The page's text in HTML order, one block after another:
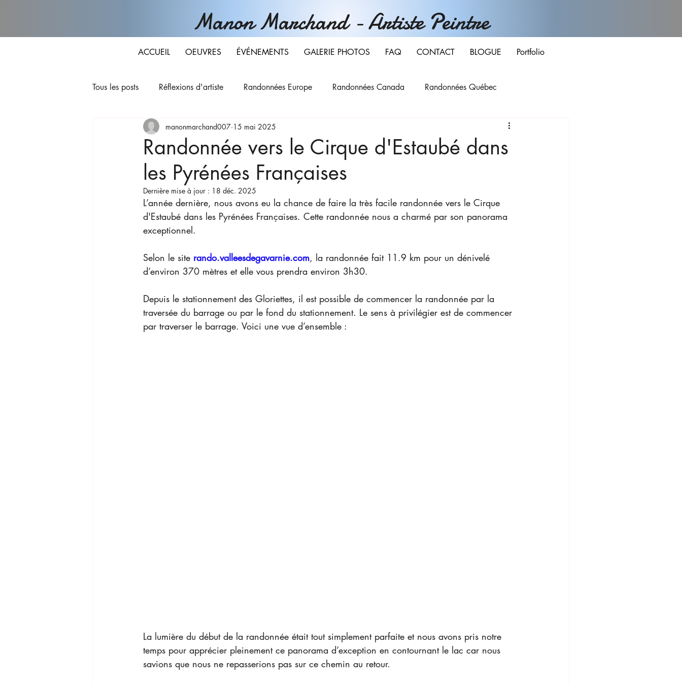
Manon Marchand - Artiste Peintre
ACCUEIL OEUVRES ÉVÉNEMENTS GALERIE PHOTOS FAQ CONTACT BLOGUE Portfolio
Tous les posts Réflexions d'artiste Randonnées Europe Randonnées Canada Randonnées Québec
Randonnée vers le Cirque d'Estaubé dans
les Pyrénées Françaises
manonmarchand007 15 mai 2025
Dernière mise à jour : 18 déc. 2025
L’année dernière, nous avons eu la chance de faire la très facile randonnée vers le Cirque
d'Estaubé dans les Pyrénées Françaises. Cette randonnée nous a charmé par son panorama
exceptionnel.
Selon le site rando.valleesdegavarnie.com, la randonnée fait 11.9 km pour un dénivelé
d’environ 370 mètres et elle vous prendra environ 3h30.
Depuis le stationnement des Gloriettes, il est possible de commencer la randonnée par la
traversée du barrage ou par le fond du stationnement. Le sens à privilégier est de commencer
par traverser le barrage. Voici une vue d’ensemble :
La lumière du début de la randonnée était tout simplement parfaite et nous avons pris notre
temps pour apprécier pleinement ce panorama d’exception en contournant le lac car nous
savions que nous ne repasserions pas sur ce chemin au retour.